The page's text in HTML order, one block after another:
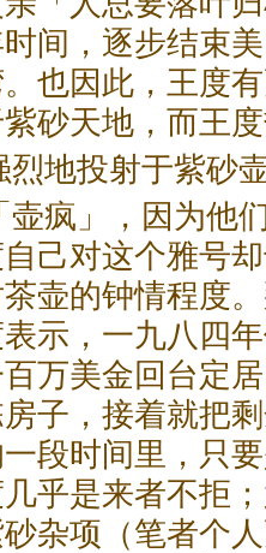
间，逐步结束
也因此，王度
砂天地，而王
烈地投射于紫砂
壶疯」，因为他
己对这个雅号
茶壶的钟情程度
示，一九八四
万美金回台定
子，接着就把
段时间里，只
乎是来者不拒
杂项（笔者个